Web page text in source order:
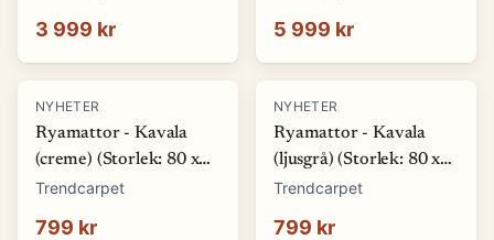
3 999 kr 5 999 kr
NYHETER
Ryamattor - Kavala
(creme) (Storlek: 80 x
150 cm)
Trendcarpet
799 kr
NYHETER
Ryamattor - Kavala
(ljusgrå) (Storlek: 80 x
150 cm)
Trendcarpet
799 kr